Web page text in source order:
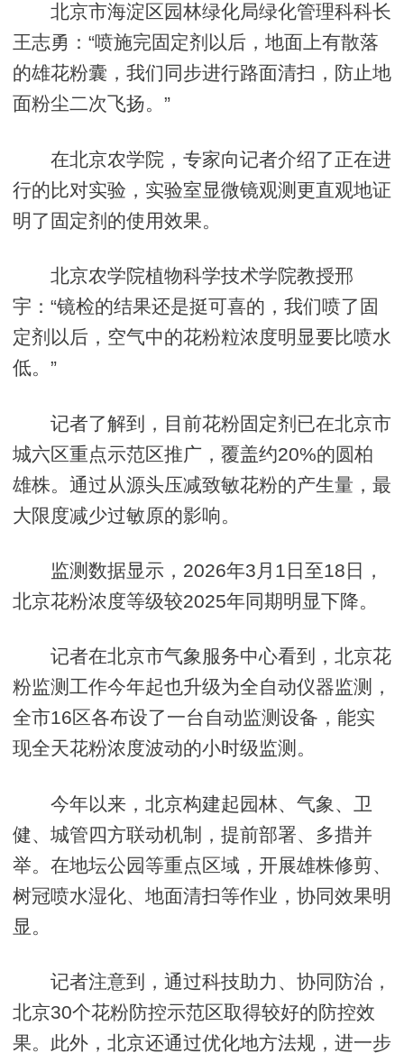
北京市海淀区园林绿化局绿化管理科科长
王志勇：“喷施完固定剂以后，地面上有散落
的雄花粉囊，我们同步进行路面清扫，防止地
面粉尘二次飞扬。”
在北京农学院，专家向记者介绍了正在进
行的比对实验，实验室显微镜观测更直观地证
明了固定剂的使用效果。
北京农学院植物科学技术学院教授邢
宇：“镜检的结果还是挺可喜的，我们喷了固
定剂以后，空气中的花粉粒浓度明显要比喷水
低。”
记者了解到，目前花粉固定剂已在北京市
城六区重点示范区推广，覆盖约20%的圆柏
雄株。通过从源头压减致敏花粉的产生量，最
大限度减少过敏原的影响。
监测数据显示，2026年3月1日至18日，
北京花粉浓度等级较2025年同期明显下降。
记者在北京市气象服务中心看到，北京花
粉监测工作今年起也升级为全自动仪器监测，
全市16区各布设了一台自动监测设备，能实
现全天花粉浓度波动的小时级监测。
今年以来，北京构建起园林、气象、卫
健、城管四方联动机制，提前部署、多措并
举。在地坛公园等重点区域，开展雄株修剪、
树冠喷水湿化、地面清扫等作业，协同效果明
显。
记者注意到，通过科技助力、协同防治，
北京30个花粉防控示范区取得较好的防控效
果。此外，北京还通过优化地方法规，进一步